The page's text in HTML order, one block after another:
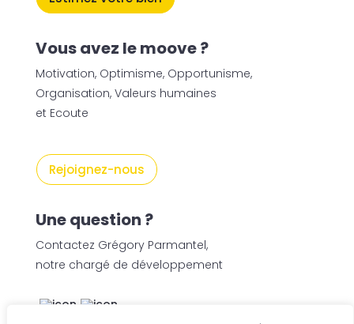
Vous avez le moove ?
Motivation, Optimisme, Opportunisme,
Organisation, Valeurs humaines
et Ecoute
Rejoignez-nous
Une question ?
Contactez Grégory Parmantel,
notre chargé de développement